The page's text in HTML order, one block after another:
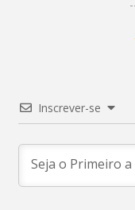
Inscrever-se